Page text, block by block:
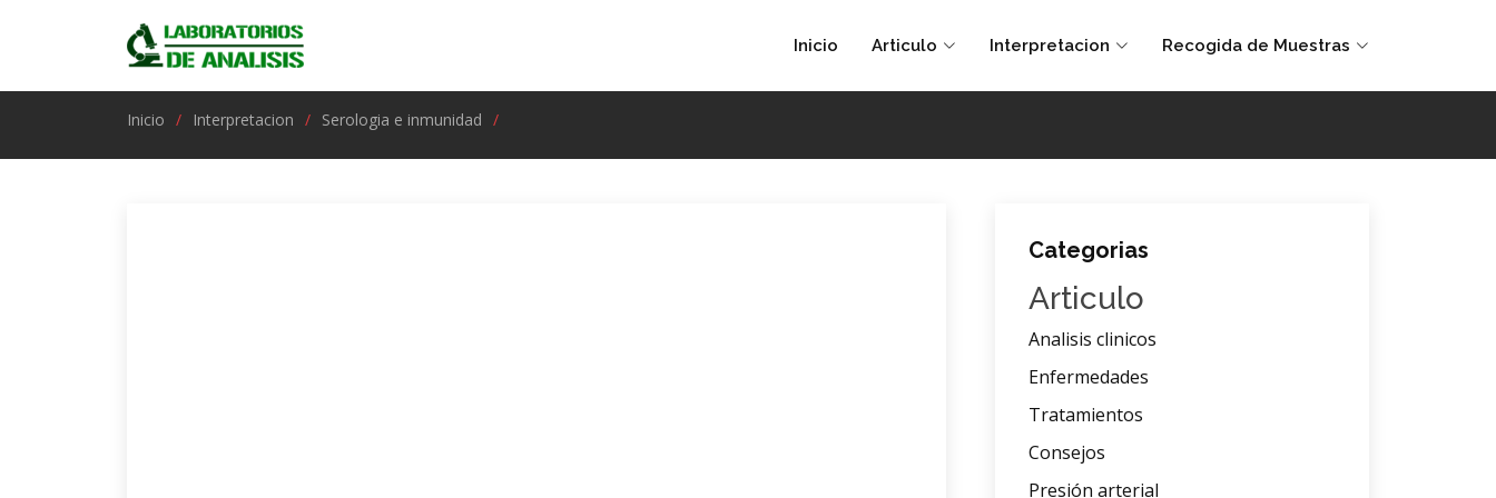
Inicio Articulo Interpretacion Recogida de Muestras
Inicio Interpretacion Serologia e inmunidad
Categorias
Articulo
Analisis clinicos
Enfermedades
Tratamientos
Consejos
Presión arterial